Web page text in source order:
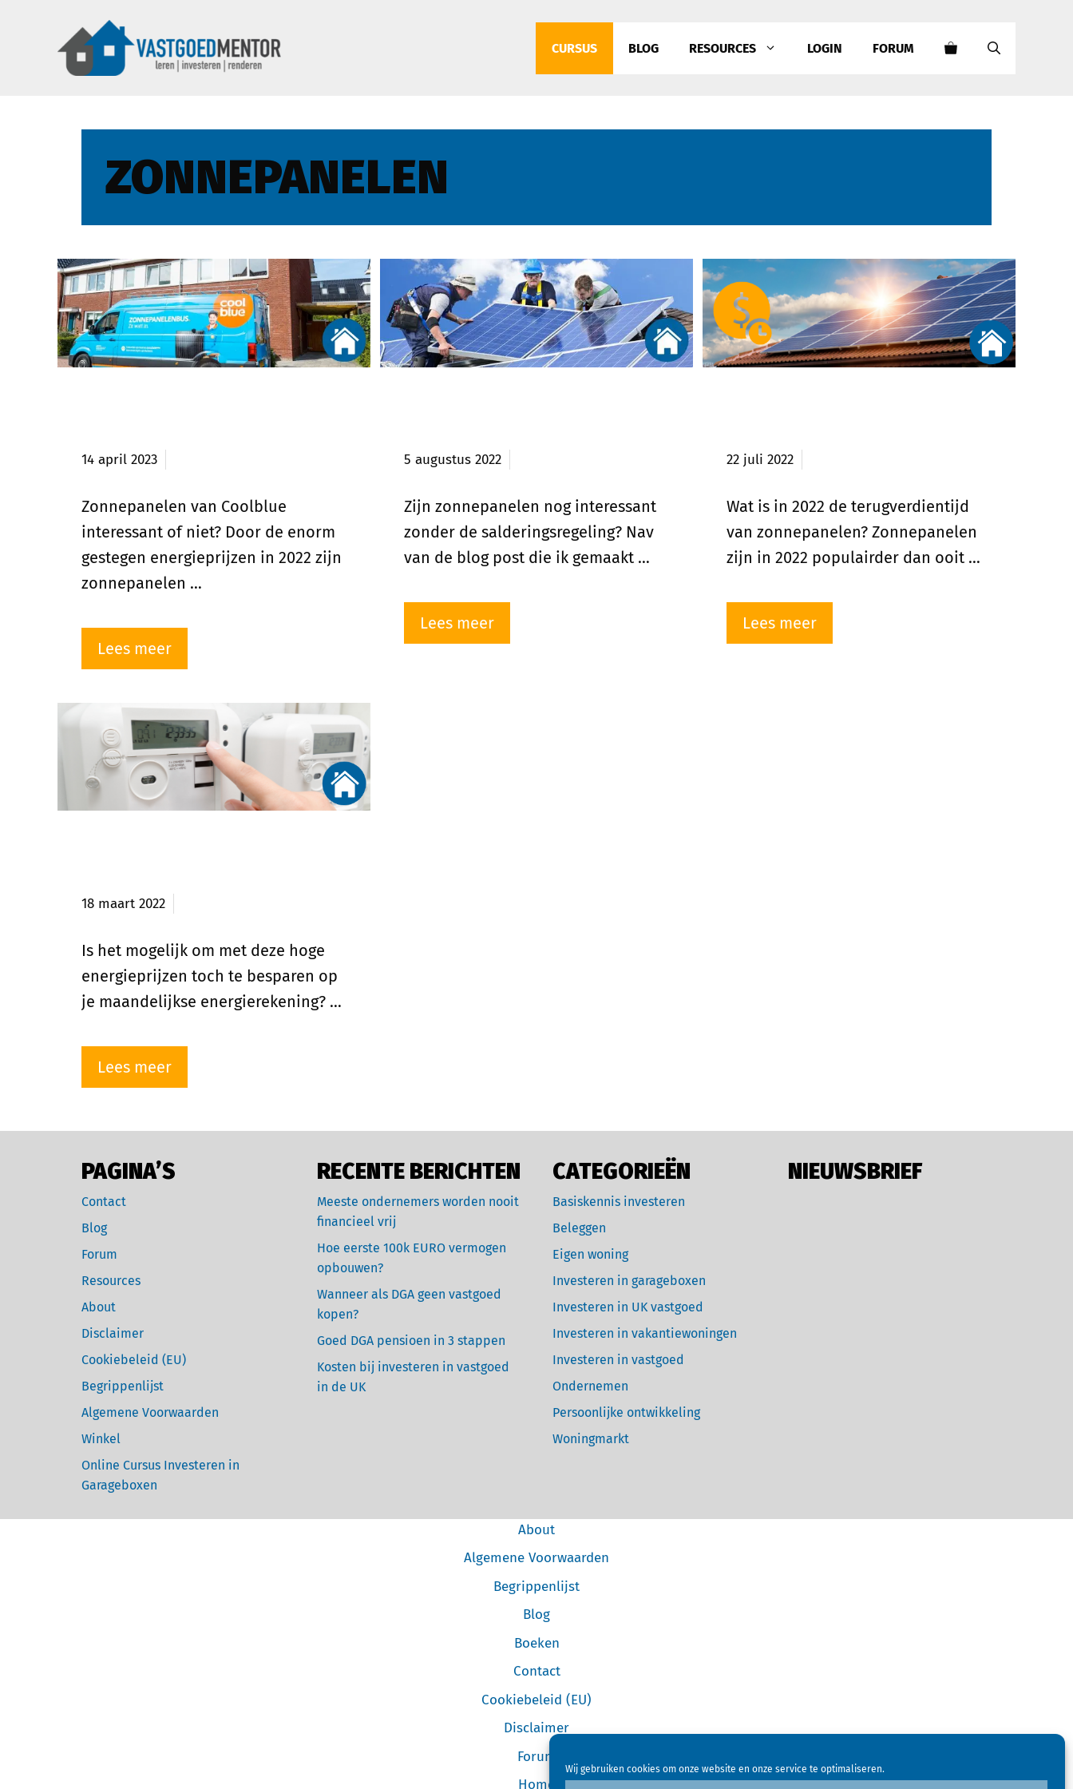
Wij gebruiken cookies om onze website en onze service te optimaliseren.
CURSUS BLOG RESOURCES LOGIN FORUM
ZONNEPANELEN
14 april 2023
Zonnepanelen van Coolblue
interessant of niet? Door de enorm
gestegen energieprijzen in 2022 zijn
zonnepanelen …
Lees meer
5 augustus 2022
Zijn zonnepanelen nog interessant
zonder de salderingsregeling? Nav
van de blog post die ik gemaakt …
Lees meer
22 juli 2022
Wat is in 2022 de terugverdientijd
van zonnepanelen? Zonnepanelen
zijn in 2022 populairder dan ooit …
Lees meer
18 maart 2022
Is het mogelijk om met deze hoge
energieprijzen toch te besparen op
je maandelijkse energierekening? …
Lees meer
PAGINA’S
Contact
Blog
Forum
Resources
About
Disclaimer
Cookiebeleid (EU)
Begrippenlijst
Algemene Voorwaarden
Winkel
Online Cursus Investeren in
Garageboxen
RECENTE BERICHTEN
Meeste ondernemers worden nooit
financieel vrij
Hoe eerste 100k EURO vermogen
opbouwen?
Wanneer als DGA geen vastgoed
kopen?
Goed DGA pensioen in 3 stappen
Kosten bij investeren in vastgoed
in de UK
CATEGORIEËN
Basiskennis investeren
Beleggen
Eigen woning
Investeren in garageboxen
Investeren in UK vastgoed
Investeren in vakantiewoningen
Investeren in vastgoed
Ondernemen
Persoonlijke ontwikkeling
Woningmarkt
NIEUWSBRIEF
About
Algemene Voorwaarden
Begrippenlijst
Blog
Boeken
Contact
Cookiebeleid (EU)
Disclaimer
Forum
Home